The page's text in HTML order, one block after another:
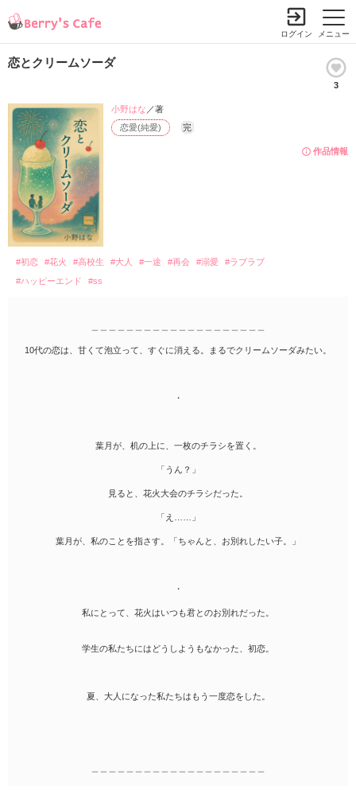
メニュー
ログイン
恋とクリームソーダ
3
作品情報
恋愛(純愛) 完
小野はな ／著
#初恋 #花火 #高校生 #大人 #一途 #再会 #溺愛
#ラブラブ
#ハッピーエンド
#ss
10代の恋は、甘くて泡立って、すぐに消える。まるでクリームソーダみたい。
・
葉月が、机の上に、一枚のチラシを置く。
「うん？」
見ると、花火大会のチラシだった。
「え……」
葉月が、私のことを指さす。「ちゃんと、お別れしたい子。」
・
私にとって、花火はいつも君とのお別れだった。
学生の私たちにはどうしようもなかった、初恋。
夏、大人になった私たちはもう一度恋をした。